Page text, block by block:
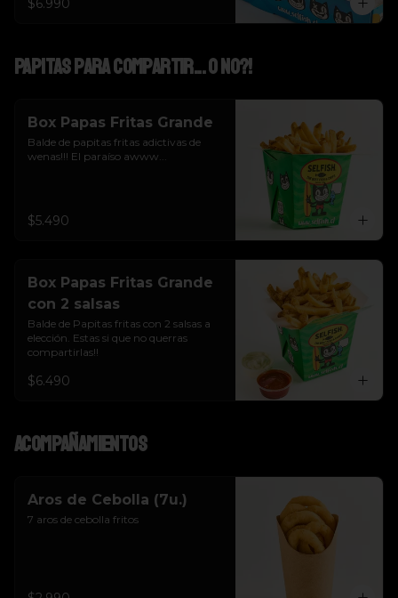
$6.990
Papitas para Compartir... o NO?!
Box Papas Fritas Grande
Balde de papitas fritas adictivas de
wenas!!! El paraíso awww...
$5.490
Box Papas Fritas Grande
con 2 salsas
Balde de Papitas fritas con 2 salsas a
elección. Estas si que no querras
compartirlas!!
$6.490
Acompañamientos
Aros de Cebolla (7u.)
7 aros de cebolla fritos